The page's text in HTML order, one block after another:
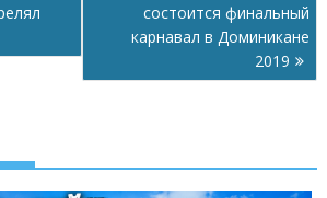
состоится финальный
карнавал в Доминикане
2019